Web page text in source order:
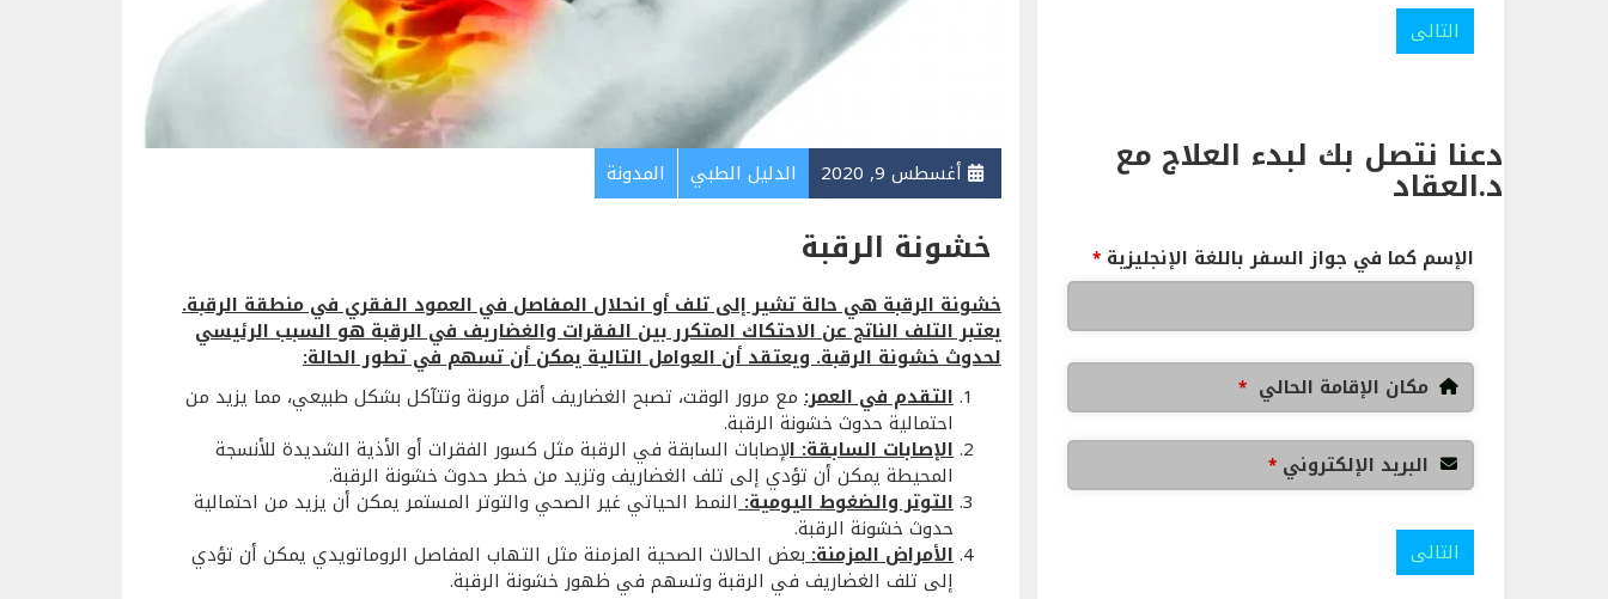
أغسطس 9, 2020 الدليل الطبي المدونة
خشونة الرقبة
خشونة الرقبة هي حالة تشير إلى تلف أو انحلال المفاصل في العمود الفقري في منطقة الرقبة.
يعتبر التلف الناتج عن الاحتكاك المتكرر بين الفقرات والغضاريف في الرقبة هو السبب الرئيسي
لحدوث خشونة الرقبة. ويعتقد أن العوامل التالية يمكن أن تسهم في تطور الحالة:
التقدم في العمر: مع مرور الوقت، تصبح الغضاريف أقل مرونة وتتآكل بشكل طبيعي، مما يزيد من
احتمالية حدوث خشونة الرقبة.
الإصابات السابقة: الإصابات السابقة في الرقبة مثل كسور الفقرات أو الأذية الشديدة للأنسجة
المحيطة يمكن أن تؤدي إلى تلف الغضاريف وتزيد من خطر حدوث خشونة الرقبة.
التوتر والضغوط اليومية: النمط الحياتي غير الصحي والتوتر المستمر يمكن أن يزيد من احتمالية
حدوث خشونة الرقبة.
الأمراض المزمنة: بعض الحالات الصحية المزمنة مثل التهاب المفاصل الروماتويدي يمكن أن تؤدي
إلى تلف الغضاريف في الرقبة وتسهم في ظهور خشونة الرقبة.
التالى
دعنا نتصل بك لبدء العلاج مع
د.العقاد
الإسم كما في جواز السفر باللغة الإنجليزية *
مكان الإقامة الحالي *
البريد الإلكتروني *
التالى